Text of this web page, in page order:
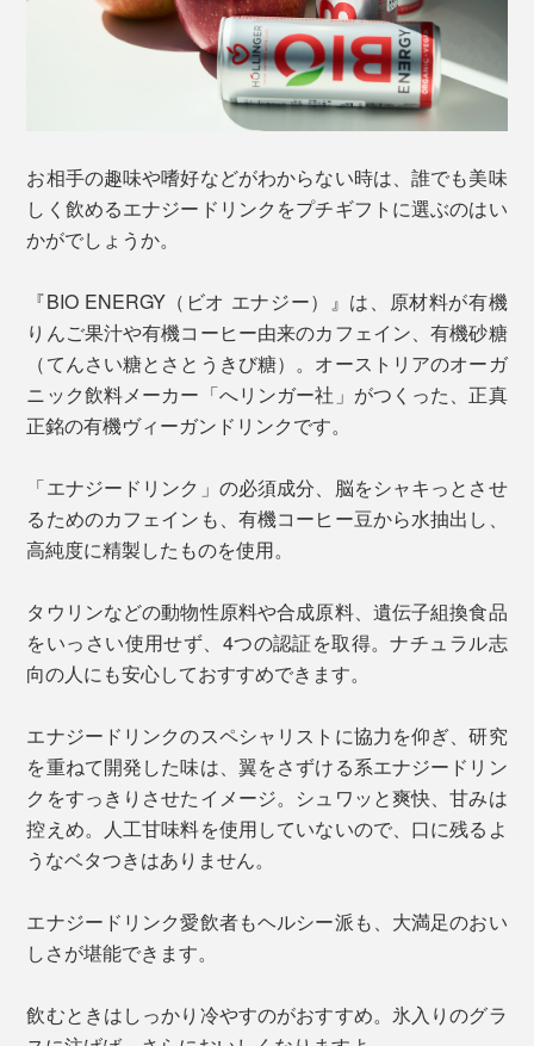
お相手の趣味や嗜好などがわからない時は、誰でも美味
しく飲めるエナジードリンクをプチギフトに選ぶのはい
かがでしょうか。
『BIO ENERGY（ビオ エナジー）』は、原材料が有機
りんご果汁や有機コーヒー由来のカフェイン、有機砂糖
（てんさい糖とさとうきび糖）。オーストリアのオーガ
ニック飲料メーカー「へリンガー社」がつくった、正真
正銘の有機ヴィーガンドリンクです。
「エナジードリンク」の必須成分、脳をシャキっとさせ
るためのカフェインも、有機コーヒー豆から水抽出し、
高純度に精製したものを使用。
タウリンなどの動物性原料や合成原料、遺伝子組換食品
をいっさい使用せず、4つの認証を取得。ナチュラル志
向の人にも安心しておすすめできます。
エナジードリンクのスペシャリストに協力を仰ぎ、研究
を重ねて開発した味は、翼をさずける系エナジードリン
クをすっきりさせたイメージ。シュワッと爽快、甘みは
控えめ。人工甘味料を使用していないので、口に残るよ
うなベタつきはありません。
エナジードリンク愛飲者もヘルシー派も、大満足のおい
しさが堪能できます。
飲むときはしっかり冷やすのがおすすめ。氷入りのグラ